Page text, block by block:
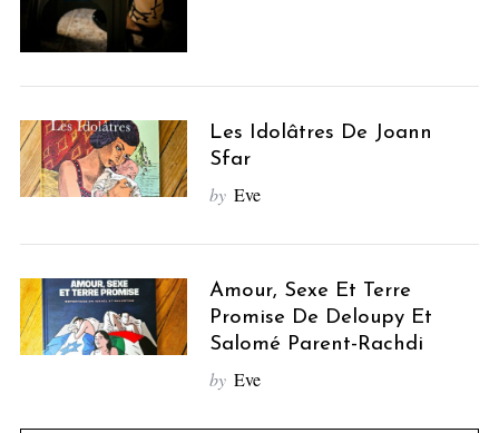
Les Idolâtres De Joann
Sfar
by Eve
Amour, Sexe Et Terre
Promise De Deloupy Et
Salomé Parent-Rachdi
by Eve